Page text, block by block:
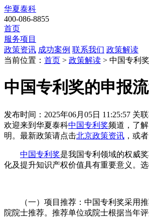
华夏泰科
400-086-8855
首页
服务项目
政策资讯 成功案例 联系我们 政策解读
当前位置： 首页 > 政策解读 > 中国专利
中国专利奖的申报
发布时间：2025年06月05日 11:25:57 关联
欢迎来到华夏泰科中国专利奖频道，了
明。最新政策请点击北京政策资讯 ，或
中国专利奖是我国专利领域的权威
化及提升知识产权价值具有重要意义。
（一）项目推荐：中国专利奖采用推
院院士推荐。推荐单位或院士根据当年